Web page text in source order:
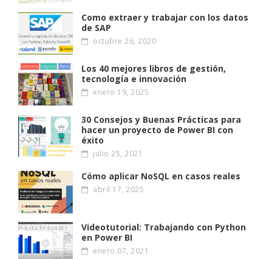
Como extraer y trabajar con los datos
de SAP
octubre 26, 2020
Los 40 mejores libros de gestión,
tecnología e innovación
enero 19, 2025
30 Consejos y Buenas Prácticas para
hacer un proyecto de Power BI con
éxito
julio 25, 2021
Cómo aplicar NoSQL en casos reales
abril 17, 2025
Videotutorial: Trabajando con Python
en Power BI
enero 07, 2021